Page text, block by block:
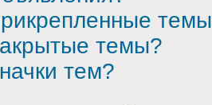
темы?
тем?